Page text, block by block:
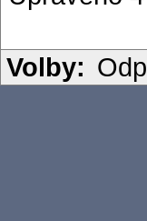
Volby: